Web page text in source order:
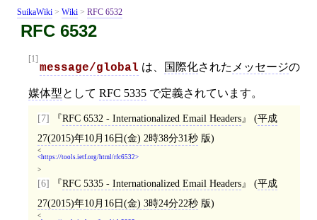
SuikaWiki > Wiki > RFC 6532
RFC 6532
[1]
message/global は、 国際化された メッセージの
媒体型として RFC 5335 で定義されています。
[7] RFC 6532 - Internationalized Email Headers (平成
27(2015)年10月16日(金) 2時38分31秒版)
<
https://tools.ietf.org/html/rfc6532
>
[6] RFC 5335 - Internationalized Email Headers (平成
27(2015)年10月16日(金) 3時24分22秒版)
<